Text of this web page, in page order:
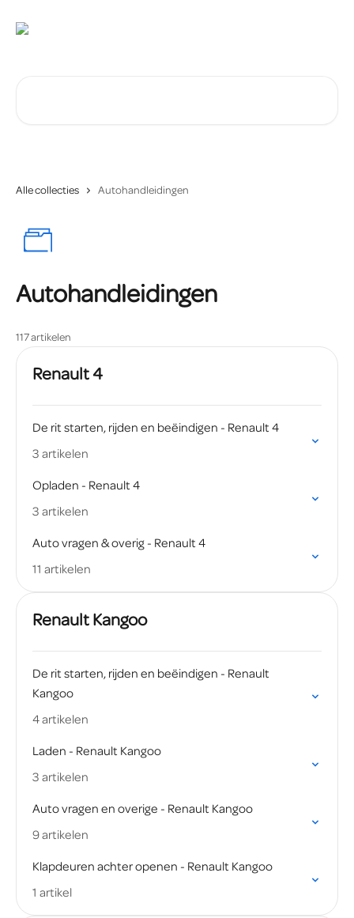
Alle collecties Autohandleidingen
Autohandleidingen
117 artikelen
Renault 4
De rit starten, rijden en beëindigen - Renault 4
3 artikelen
Opladen - Renault 4
3 artikelen
Auto vragen & overig - Renault 4
11 artikelen
Renault Kangoo
De rit starten, rijden en beëindigen - Renault
Kangoo
4 artikelen
Laden - Renault Kangoo
3 artikelen
Auto vragen en overige - Renault Kangoo
9 artikelen
Klapdeuren achter openen - Renault Kangoo
1 artikel